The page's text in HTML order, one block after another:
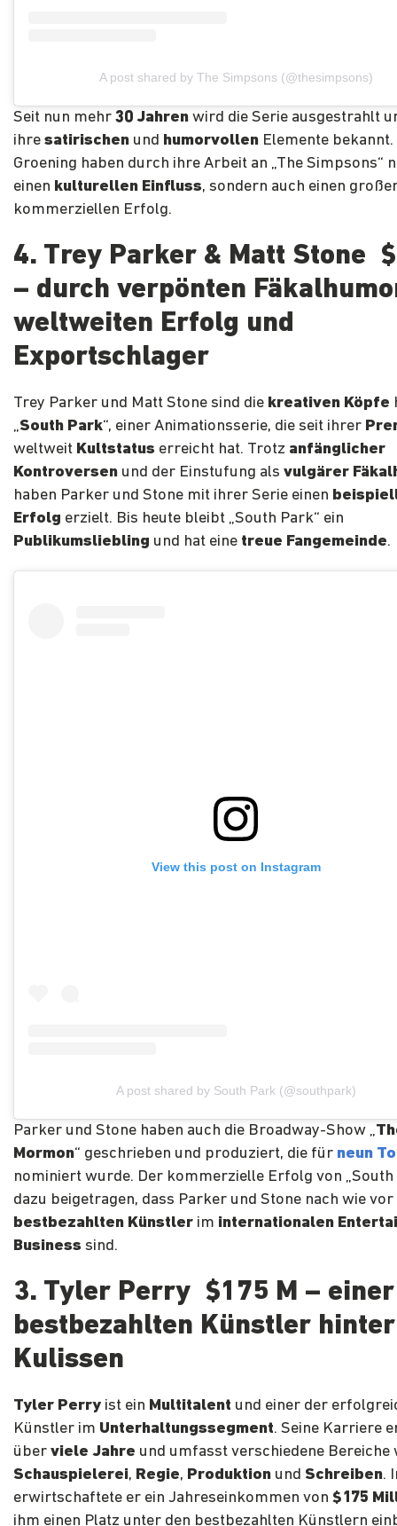
A post shared by The Simpsons (@thesimpsons)
Seit nun mehr 30 Jahren wird die Serie ausgestrahlt
ihre satirischen und humorvollen Elemente
Groening haben durch ihre Arbeit an „The Simpsons“
einen kulturellen Einfluss, sondern auch einen
kommerziellen Erfolg.
4. Trey Parker & Matt Stone
– durch verpönten
weltweiten Erfolg und
Exportschlager
Trey Parker und Matt Stone sind die kreativen Köpfe
„South Park“, einer Animationsserie, die seit ihrer
weltweit Kultstatus erreicht hat. Trotz anfänglicher
Kontroversen und der Einstufung als vulgärer
haben Parker und Stone mit ihrer Serie einen
Erfolg erzielt. Bis heute bleibt „South Park“ ein
Publikumsliebling und hat eine treue Fangemeinde.
View this post on Instagram
A post shared by South Park (@southpark)
Parker und Stone haben auch die Broadway-Show „
Mormon“ geschrieben und produziert, die für neun
nominiert wurde. Der kommerzielle Erfolg von „South
dazu beigetragen, dass Parker und Stone nach wie
bestbezahlten Künstler im internationalen
Business sind.
3. Tyler Perry $175 M –
bestbezahlten Künstler
Kulissen
Tyler Perry ist ein Multitalent und einer der
Künstler im Unterhaltungssegment. Seine Karriere
über viele Jahre und umfasst verschiedene Bereiche
Schauspielerei, Regie, Produktion und Schreiben.
erwirtschaftete er ein Jahreseinkommen von $175
ihm einen Platz unter den bestbezahlten Künstlern